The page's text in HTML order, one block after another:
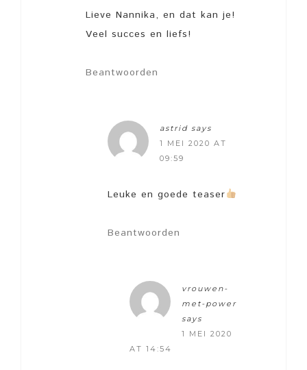
Lieve Nannika, en dat kan je!
Veel succes en liefs!
Beantwoorden
astrid says
1 MEI 2020 AT
09:59
Leuke en goede teaser
Beantwoorden
vrouwen-
met-power
says
1 MEI 2020
AT 14:54